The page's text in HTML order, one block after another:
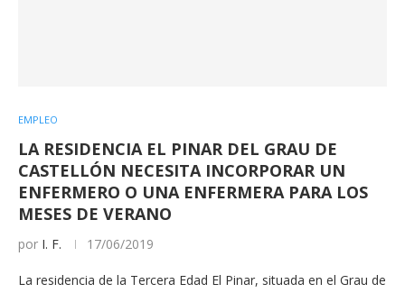
EMPLEO
LA RESIDENCIA EL PINAR DEL GRAU DE
CASTELLÓN NECESITA INCORPORAR UN
ENFERMERO O UNA ENFERMERA PARA LOS
MESES DE VERANO
por I. F. 17/06/2019
La residencia de la Tercera Edad El Pinar, situada en el Grau de